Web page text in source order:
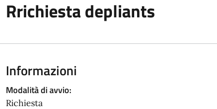
Rrichiesta depliants
Informazioni
Modalità di avvio:
Richiesta